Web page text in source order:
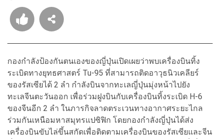
กองกำลังป้องกันตนเองของญี่ปุ่นเปิดเผยว่าพบเครื่องบินทิ้ง
ระเบิดทางยุทธศาสตร์ Tu-95 ที่สามารถติดอาวุธนิวเคลียร์
ของรัสเซียได้ 2 ลำ กำลังบินจากทะเลญี่ปุ่นมุ่งหน้าไปยัง
ทะเลจีนตะวันออก เพื่อร่วมฝูงบินกับเครื่องบินทิ้งระเบิด H-6
ของจีนอีก 2 ลำ ในภารกิจลาดตระเวนทางอากาศระยะไกล
ร่วมกันเหนือมหาสมุทรแปซิฟิก โดยกองกำลังญี่ปุ่นได้ส่ง
เครื่องบินขับไล่ขึ้นสกัดเพื่อติดตามเครื่องบินของรัสเซียและจีน